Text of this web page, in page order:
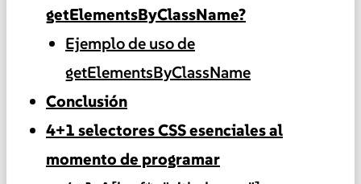
getElementsByClassName?
Ejemplo de uso de
getElementsByClassName
Conclusión
4+1 selectores CSS esenciales al
momento de programar